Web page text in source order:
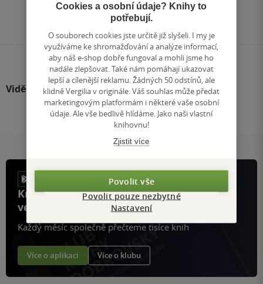
na
stránku
Viděli jste
Knihy, recenze a klubové výhody
ve vaší kapse a naší appce KDčko
Každý měsíc společně přečteme tisíce knih
Více o aplikaci Více o klubu
Cookies a osobní údaje? Knihy to
potřebují.
O souborech cookies jste určitě již slyšeli. I my je
využíváme ke shromažďování a analýze informací,
aby náš e-shop dobře fungoval a mohli jsme ho
nadále zlepšovat. Také nám pomáhají ukazovat
lepší a cílenější reklamu. Žádných 50 odstínů, ale
klidně Vergilia v originále. Váš souhlas může předat
marketingovým platformám i některé vaše osobní
údaje. Ale vše bedlivě hlídáme. Jako naši vlastní
knihovnu!
Zjistit více
Povolit vše
Povolit pouze nezbytné
Nastavení